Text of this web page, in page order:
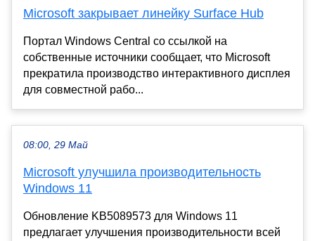
Microsoft закрывает линейку Surface Hub
Портал Windows Central со ссылкой на
собственные источники сообщает, что Microsoft
прекратила производство интерактивного дисплея
для совместной рабо...
08:00, 29 Май
Microsoft улучшила производительность
Windows 11
Обновление KB5089573 для Windows 11
предлагает улучшения производительности всей